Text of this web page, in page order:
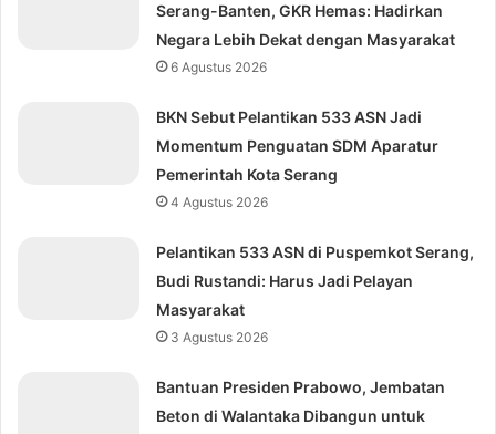
Serang-Banten, GKR Hemas: Hadirkan
Negara Lebih Dekat dengan Masyarakat
6 Agustus 2026
BKN Sebut Pelantikan 533 ASN Jadi
Momentum Penguatan SDM Aparatur
Pemerintah Kota Serang
4 Agustus 2026
Pelantikan 533 ASN di Puspemkot Serang,
Budi Rustandi: Harus Jadi Pelayan
Masyarakat
3 Agustus 2026
Bantuan Presiden Prabowo, Jembatan
Beton di Walantaka Dibangun untuk